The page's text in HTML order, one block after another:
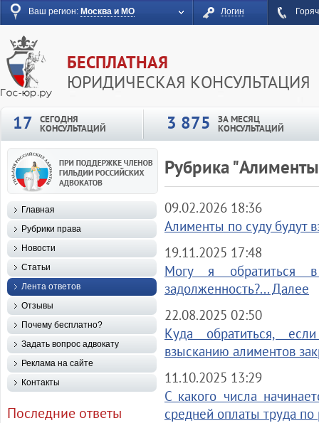
Ваш регион: Москва и МО Логин
БЕСПЛАТНАЯ
ЮРИДИЧЕСКАЯ КОНСУЛЬТАЦИЯ
17
СЕГОДНЯ
КОНСУЛЬТАЦИЙ 3 875 ЗА МЕСЯЦ
КОНСУЛЬТАЦИЙ
Рубрика
09.02.2026 18:36
Алименты по суду будут
19.11.2025 17:48
Могу я обратиться
задолженность?... Далее
22.08.2025 02:50
Куда обратиться,
взысканию алиментов
11.10.2025 13:29
С какого числа
средней оплаты труда по
Главная
Рубрики права
Новости
Статьи
Лента ответов
Отзывы
Почему бесплатно?
Задать вопрос адвокату
Реклама на сайте
Контакты
Последние ответы